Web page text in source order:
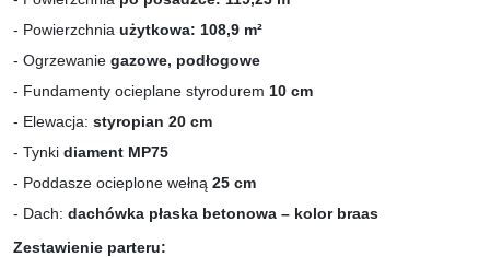
- Powierzchnia użytkowa: 108,9 m²
- Ogrzewanie gazowe, podłogowe
- Fundamenty ocieplane styrodurem 10 cm
- Elewacja: styropian 20 cm
- Tynki diament MP75
- Poddasze ocieplone wełną 25 cm
- Dach: dachówka płaska betonowa – kolor braas
Zestawienie parteru: